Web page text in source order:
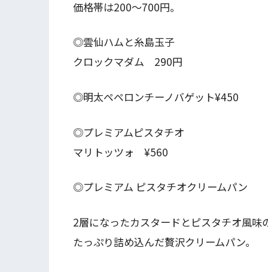
価格帯は200～700円。
◎雲仙ハムと糸島玉子
クロックマダム 290円
◎明太ペペロンチーノバゲット¥450
◎プレミアムピスタチオ
マリトッツォ ¥560
◎プレミアム ピスタチオクリームパン
2層になったカスタードとピスタチオ風味
たっぷり詰め込んだ贅沢クリームパン。